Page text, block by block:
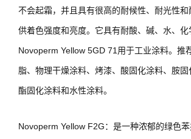
不会起霜，并且具有很高的耐候性、耐光性
供着色强度和亮度。它具有耐酸、碱、水、化
Novoperm Yellow 5GD 71用于工业涂料。推
脂、物理干燥涂料、烤漆、酸固化涂料、胺
酯固化涂料和水性涂料。
Novoperm Yellow F2G：是一种浓郁的绿色